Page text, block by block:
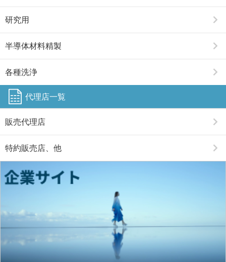
研究用
半導体材料精製
各種洗浄
代理店一覧
販売代理店
特約販売店、他